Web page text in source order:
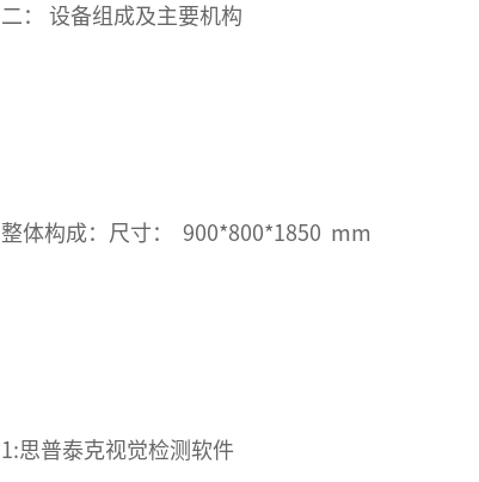
二： 设备组成及主要机构
整体构成：尺寸： 900*800*1850 mm
1:思普泰克视觉检测软件